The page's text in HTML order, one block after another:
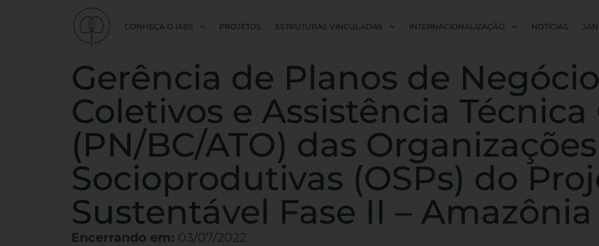
CONHEÇA O IABS PROJETOS ESTRUTURAS VINCULADAS INTERNACIONALIZAÇÃO NOTÍCIAS
Gerência de Planos de
Coletivos e Assistência
(PN/BC/ATO) das Organizações
Socioprodutivas (OSPs) do
Sustentável Fase II – Amazônia
Encerrando em: 03/07/2022